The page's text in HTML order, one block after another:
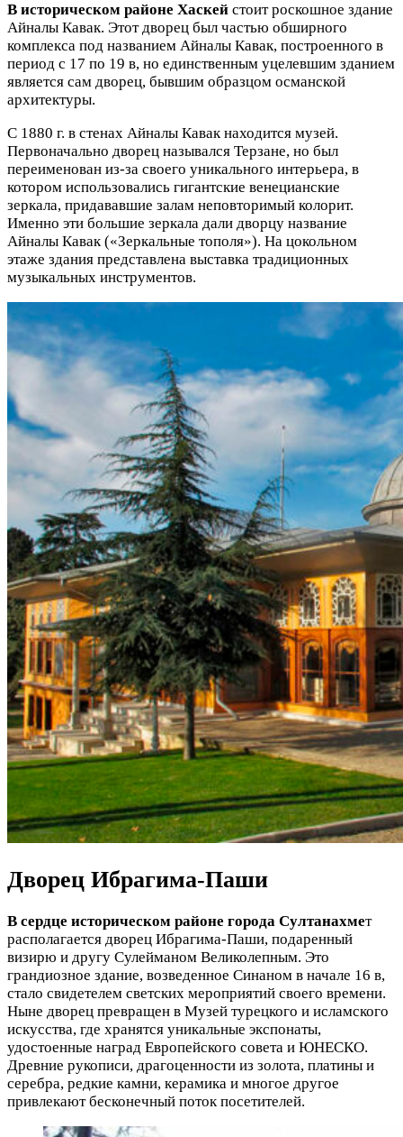
В историческом районе Хаскей стоит роскошное здание
Айналы Кавак. Этот дворец был частью обширного
комплекса под названием Айналы Кавак, построенного в
период с 17 по 19 в, но единственным уцелевшим зданием
является сам дворец, бывшим образцом османской
архитектуры.
С 1880 г. в стенах Айналы Кавак находится музей.
Первоначально дворец назывался Терзане, но был
переименован из-за своего уникального интерьера, в
котором использовались гигантские венецианские
зеркала, придававшие залам неповторимый колорит.
Именно эти большие зеркала дали дворцу название
Айналы Кавак («Зеркальные тополя»). На цокольном
этаже здания представлена выставка традиционных
музыкальных инструментов.
Дворец Ибрагима-Паши
В сердце историческом районе города Султанахмет
располагается дворец Ибрагима-Паши, подаренный
визирю и другу Сулейманом Великолепным. Это
грандиозное здание, возведенное Синаном в начале 16 в,
стало свидетелем светских мероприятий своего времени.
Ныне дворец превращен в Музей турецкого и исламского
искусства, где хранятся уникальные экспонаты,
удостоенные наград Европейского совета и ЮНЕСКО.
Древние рукописи, драгоценности из золота, платины и
серебра, редкие камни, керамика и многое другое
привлекают бесконечный поток посетителей.